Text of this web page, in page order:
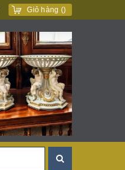
Giỏ hàng ()